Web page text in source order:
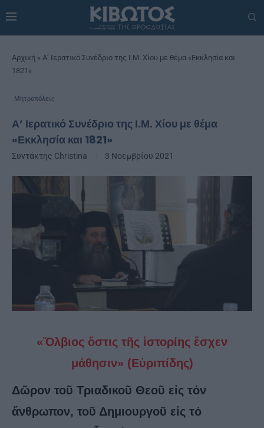
Αρχική » Α’ Ιερατικό Συνέδριο της Ι.Μ. Χίου με θέμα «Εκκλησία και
1821»
Μητροπόλεις
Α’ Ιερατικό Συνέδριο της Ι.Μ. Χίου με θέμα
«Εκκλησία και 1821»
Συντάκτης Christina 3 Νοεμβρίου 2021
«Ὄλβιος ὅστις τῆς ἱστορίης ἔσχεν
μάθησιν» (Εὐριπίδης)
Δῶρον τοῦ Τριαδικοῦ Θεοῦ εἰς τόν
ἄνθρωπον, τοῦ Δημιουργοῦ εἰς τό